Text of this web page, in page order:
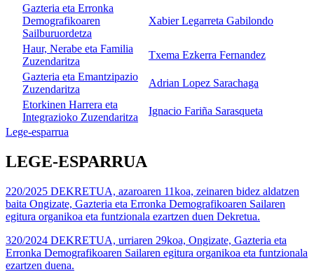
Gazteria eta Erronka
Demografikoaren
Sailburuordetza
Xabier Legarreta Gabilondo
Haur, Nerabe eta Familia
Zuzendaritza
Txema Ezkerra Fernandez
Gazteria eta Emantzipazio
Zuzendaritza
Adrian Lopez Sarachaga
Etorkinen Harrera eta
Integrazioko Zuzendaritza
Ignacio Fariña Sarasqueta
Lege-esparrua
LEGE-ESPARRUA
220/2025 DEKRETUA, azaroaren 11koa, zeinaren bidez aldatzen
baita Ongizate, Gazteria eta Erronka Demografikoaren Sailaren
egitura organikoa eta funtzionala ezartzen duen Dekretua.
320/2024 DEKRETUA, urriaren 29koa, Ongizate, Gazteria eta
Erronka Demografikoaren Sailaren egitura organikoa eta funtzionala
ezartzen duena.